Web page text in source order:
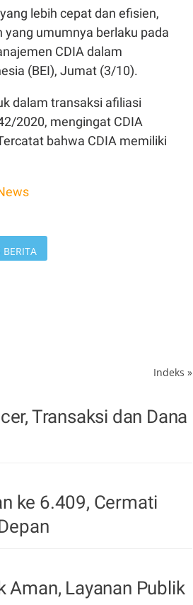
lebih cepat dan efisien,
umumnya berlaku pada
CDIA dalam
(BEI), Jumat (3/10).
dalam transaksi afiliasi
2020, mengingat CDIA
bahwa CDIA memiliki
BERITA
Indeks »
Transaksi dan Dana
ke 6.409, Cermati
Aman, Layanan Publik